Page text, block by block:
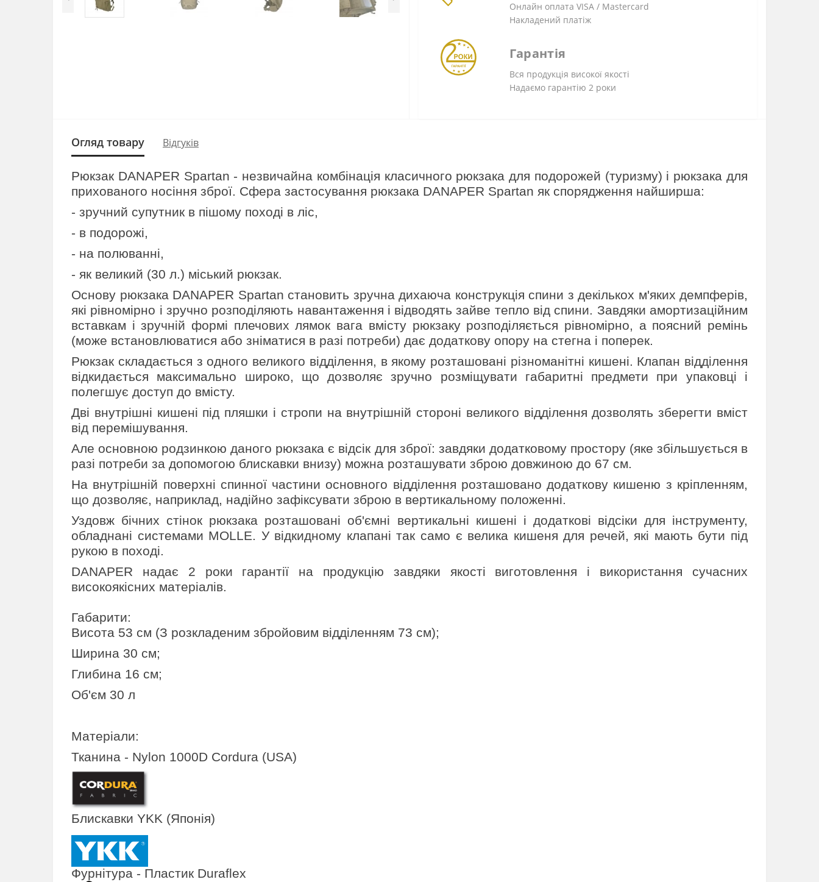
Онлайн оплата VISA / Mastercard
Накладений платіж
Гарантія
Вся продукція високої якості
Надаємо гарантію 2 роки
Огляд товару Відгуків
Рюкзак DANAPER Spartan - незвичайна комбінація класичного рюкзака для подорожей (туризму) і рюкзака для
прихованого носіння зброї. Сфера застосування рюкзака DANAPER Spartan як спорядження найширша:
- зручний супутник в пішому поході в ліс,
- в подорожі,
- на полюванні,
- як великий (30 л.) міський рюкзак.
Основу рюкзака DANAPER Spartan становить зручна дихаюча конструкція спини з декількох м'яких демпферів,
які рівномірно і зручно розподіляють навантаження і відводять зайве тепло від спини. Завдяки амортизаційним
вставкам і зручній формі плечових лямок вага вмісту рюкзаку розподіляється рівномірно, а поясний ремінь
(може встановлюватися або зніматися в разі потреби) дає додаткову опору на стегна і поперек.
Рюкзак складається з одного великого відділення, в якому розташовані різноманітні кишені. Клапан відділення
відкидається максимально широко, що дозволяє зручно розміщувати габаритні предмети при упаковці і
полегшує доступ до вмісту.
Дві внутрішні кишені під пляшки і стропи на внутрішній стороні великого відділення дозволять зберегти вміст
від перемішування.
Але основною родзинкою даного рюкзака є відсік для зброї: завдяки додатковому простору (яке збільшується в
разі потреби за допомогою блискавки внизу) можна розташувати зброю довжиною до 67 см.
На внутрішній поверхні спинної частини основного відділення розташовано додаткову кишеню з кріпленням,
що дозволяє, наприклад, надійно зафіксувати зброю в вертикальному положенні.
Уздовж бічних стінок рюкзака розташовані об'ємні вертикальні кишені і додаткові відсіки для інструменту,
обладнані системами MOLLE. У відкидному клапані так само є велика кишеня для речей, які мають бути під
рукою в поході.
DANAPER надає 2 роки гарантії на продукцію завдяки якості виготовлення і використання сучасних
високоякісних матеріалів.
Габарити:
Висота 53 см (З розкладеним збройовим відділенням 73 см);
Ширина 30 см;
Глибина 16 см;
Об'єм 30 л
Матеріали:
Тканина - Nylon 1000D Cordura (USA)
Блискавки YKK (Японія)
Фурнітура - Пластик Duraflex